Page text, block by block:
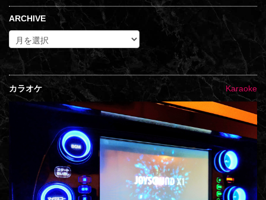
ARCHIVE
カラオケ Karaoke